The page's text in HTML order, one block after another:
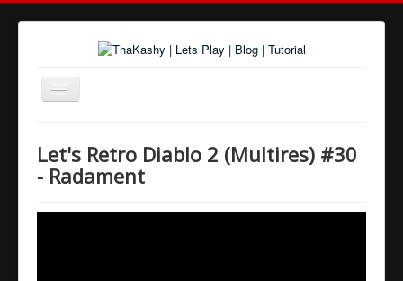
Navigation
an/aus
Über uns
Let's Retro Diablo 2 (Multires) #30
- Radament